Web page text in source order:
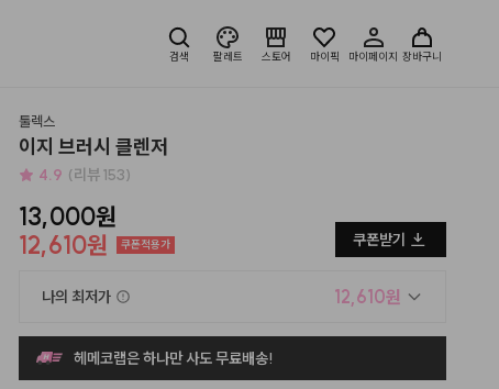
검색 팔레트 스토어 마이픽 마이페이지 장바구니
툴렉스
이지 브러시 클렌저
4.9 (리뷰 153)
13,000원
12,610원
쿠폰적용가 쿠폰받기
나의 최저가 12,610원
헤메코랩은 하나만 사도 무료배송!